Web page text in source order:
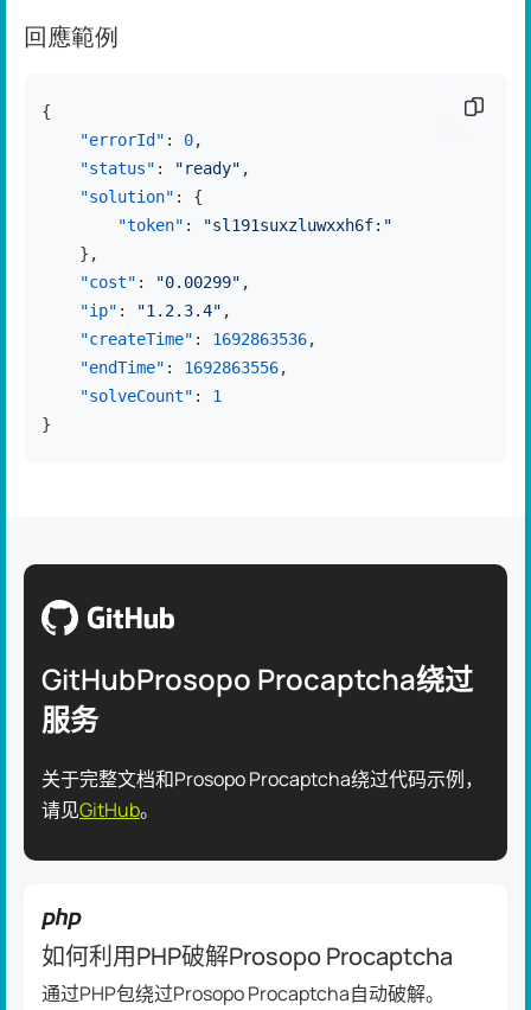
回應範例
{
"errorId" : 0,
"status" : "ready" ,
"solution" :
{
"token" :
"sl191suxzluwxxh6f:"
} ,
"cost" : "0.00299" ,
"ip" : "1.2.3.4" ,
"createTime" : 1692863536,
"endTime" : 1692863556,
"solveCount" :
1
}
复制代
GitHubProsopo Procaptcha绕过
服务
关于完整文档和Prosopo Procaptcha绕过代码示例，
请见GitHub。
如何利用PHP破解Prosopo Procaptcha
通过PHP包绕过Prosopo Procaptcha自动破解。